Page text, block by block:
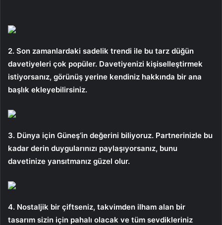
2. Son zamanlardaki sadelik trendi ile bu tarz düğün
davetiyeleri çok popüler. Davetiyenizi kişiselleştirmek
istiyorsanız, görünüş yerine kendiniz hakkında bir ana
başlık ekleyebilirsiniz.
3. Dünya için Güneş’in değerini biliyoruz. Partnerinizle bu
kadar derin duygularınızı paylaşıyorsanız, bunu
davetinize yansıtmanız güzel olur.
4. Nostaljik bir çiftseniz, takvimden ilham alan bir
tasarım sizin için pahalı olacak ve tüm sevdikleriniz